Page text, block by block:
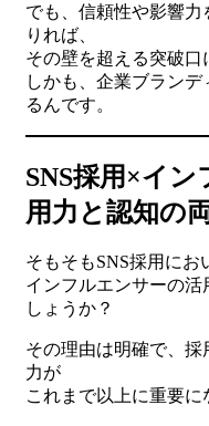
でも、信頼性や影響
りれば、
その壁を超える突破口
しかも、企業ブラン
るんです。
SNS採用×イ
用力と認知の
そもそもSNS採用にお
インフルエンサーの
しょうか？
その理由は明確で、
力が
これまで以上に重要に